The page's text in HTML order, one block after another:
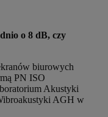
o 8 dB, czy
biurowych
PN ISO
Akustyki
AGH w